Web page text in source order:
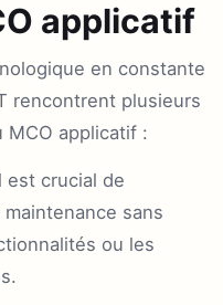
applicatif
en constante
rencontrent plusieurs
MCO applicatif :
est crucial de
sans
ou les